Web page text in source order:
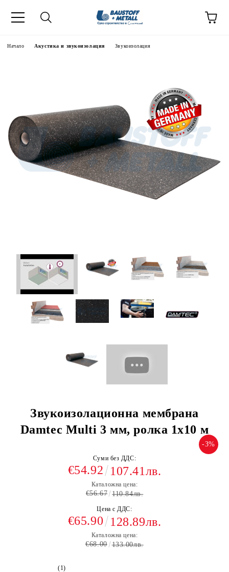
Начало Акустика и звукоизолация Звукоизолация
Звукоизолационна мембрана
Damtec Multi 3 мм, ролка 1х10 м
-3%
Суми без ДДС:
€54.92 107.41лв.
Каталожна цена:
€56.67 110.84лв.
Цена с ДДС:
€65.90 128.89лв.
Каталожна цена:
€68.00 133.00лв.
(1)